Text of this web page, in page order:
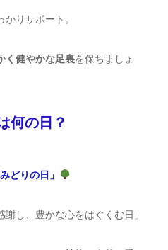
りサポート。
く健やかな足裏を保ちましょ
何の日？
どりの日」
謝し、豊かな心をはぐくむ日」